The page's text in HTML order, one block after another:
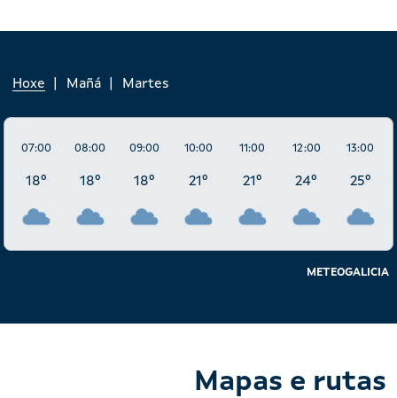
Hoxe Mañá Martes
07:00
18º
08:00
18º
09:00
18º
10:00
21º
11:00
21º
12:00
24º
13:00
25º
METEOGALICIA
Mapas e rutas